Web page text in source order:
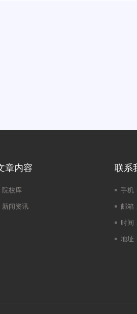
章内容
院校库
新闻资讯
联系
手机：
邮箱：
时间：
地址：